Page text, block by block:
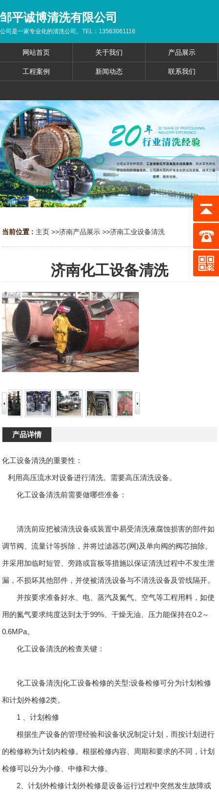
邹平诚博清洗有限公司
公司是一家专业化的清洗公司。TEL：13563061116
网站首页 关于我们 产品展示
工程案例 新闻动态 联系我们
当前位置 : 主页 >>济南产品展示 >>济南工业设备清洗
济南化工设备清洗
产品详情
化工设备清洗的重要性：
利用高压流水对设备进行清洗。需要高压清洗设备。
化工设备清洗前需要做哪些准备：
清洗前应把被清洗设备或装置中易受清洗液腐蚀损害的部件如
调节阀、流量计等拆除，并将过滤器芯(网)及单向阀的阀芯抽除。
并采用加临时短管、旁路或盲板等措施以保证清洗过程中不发生泄
漏，不损坏其他部件，并使被清洗设备与不清洗设备及管线隔开。
并按要求准备好水、电、蒸汽及氮气、空气等工程用料，如使
用的氮气要求纯度达到太于99%、干燥无油、压力能保持在0.2～
0.6MPa。
化工设备清洗的检查关键：
化工设备清洗|化工设备检修的关型:设备检修可分为计划检修
和计划外检修2类。
1 、计划检修
根据生产设备的管理经验和设备状况制定计划，而按计划进行
的检修称为计划内检修。根据检修内容、周期和要求的不同，计划
检修可以分为小修、中修和大修。
2、计划外检修计划外检修是设备运行过程中突然发生故障或